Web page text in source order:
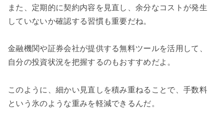
また、定期的に契約内容を見直し、余分なコストが発生
していないか確認する習慣も重要だね。
金融機関や証券会社が提供する無料ツールを活用して、
自分の投資状況を把握するのもおすすめだよ。
このように、細かい見直しを積み重ねることで、手数料
という氷のような重みを軽減できるんだ。